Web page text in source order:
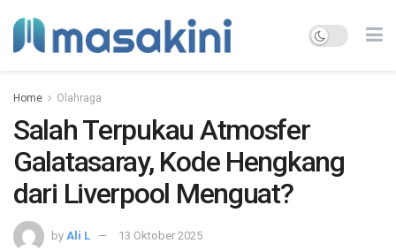
Home Olahraga
Salah Terpukau Atmosfer
Galatasaray, Kode Hengkang
dari Liverpool Menguat?
by Ali L 13 Oktober 2025